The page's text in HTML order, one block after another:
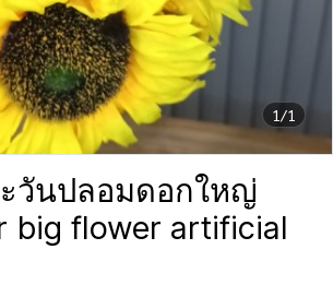
1/1
วันปลอมดอกใหญ่
big flower artificial